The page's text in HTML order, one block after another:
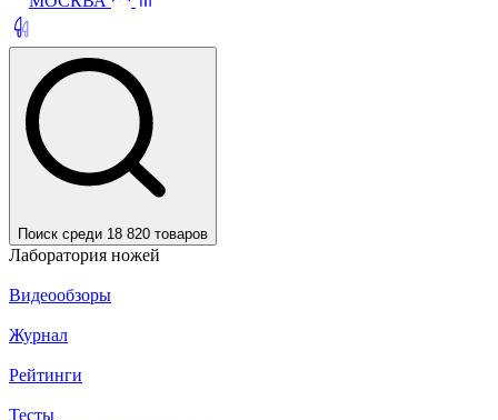
ножи дамасская сталь
точилка электрическая
ножи Золинген
ножи фронтальные
Leatherman мультитул
Benchmade Bugout
Wüsthof Classic
нож Spyderco
МОСКВА